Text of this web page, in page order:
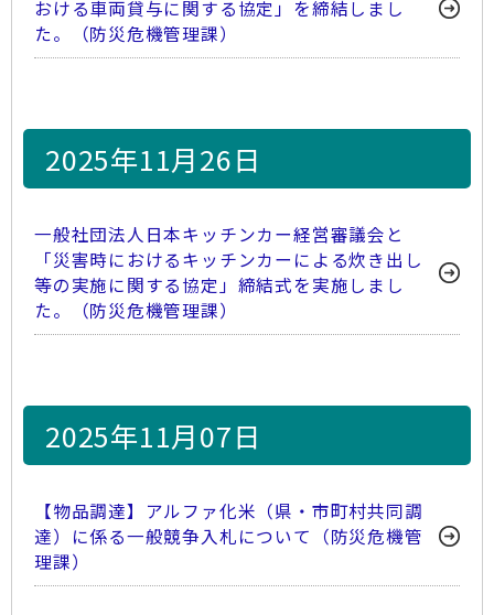
おける車両貸与に関する協定」を締結しまし
た。（防災危機管理課）
2025年11月26日
一般社団法人日本キッチンカー経営審議会と
「災害時におけるキッチンカーによる炊き出し
等の実施に関する協定」締結式を実施しまし
た。（防災危機管理課）
2025年11月07日
【物品調達】アルファ化米（県・市町村共同調
達）に係る一般競争入札について（防災危機管
理課）